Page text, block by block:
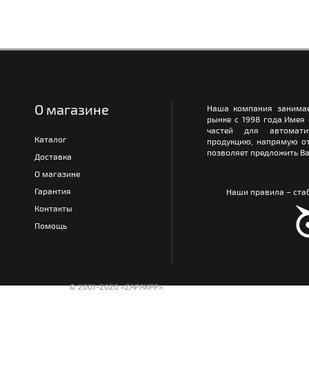
О магазине
Каталог
Доставка
О магазине
Гарантия
Контакты
Помощь
Наша компания
рынке с 1998
частей для
продукцию, напрямую
позволяет предложить
Наши правила –
© 2001-2020 «ZAPAKPP».